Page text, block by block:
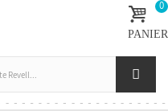
0
PANIER